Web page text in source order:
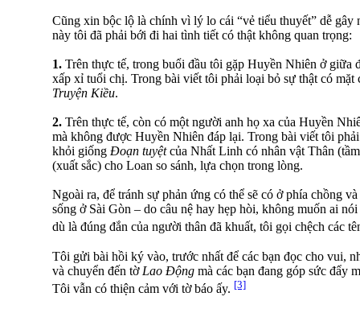
Cũng xin bộc lộ là chính vì lý lo cái “vẻ tiểu thuyết” dễ gây
này tôi đã phải bới đi hai tình tiết có thật không quan trọng:
1. Trên thực tế, trong buổi đầu tôi gặp Huyền Nhiên ở giữa
xấp xỉ tuổi chị. Trong bài viết tôi phải loại bỏ sự thật có mặt
Truyện Kiều.
2. Trên thực tế, còn có một người anh họ xa của Huyền
mà không được Huyền Nhiên đáp lại. Trong bài viết tôi
khỏi giống Đoạn tuyệtcủa Nhất Linh có nhân vật Thân
(xuất sắc) cho Loan so sánh, lựa chọn trong lòng.
Ngoài ra, để tránh sự phản ứng có thể sẽ có ở phía chồng
sống ở Sài Gòn – do câu nệ hay hẹp hòi, không muốn ai
dù là đúng đắn của người thân đã khuất, tôi gọi chệch các
Tôi gửi bài hồi ký vào, trước nhất để các bạn đọc cho vui,
và chuyển đến tờ Lao Động mà các bạn đang góp sức đẩy
Tôi vẫn có thiện cảm với tờ báo ấy. [3]